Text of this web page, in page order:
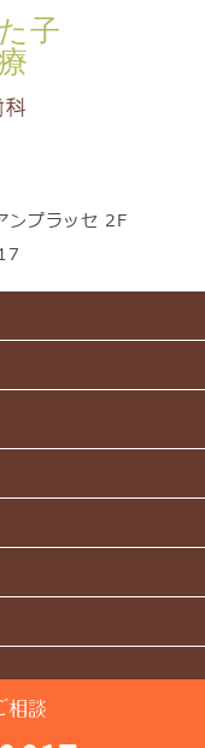
子
プラッセ 2F
相談